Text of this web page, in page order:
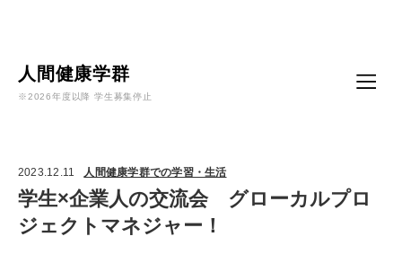
人間健康学群
※2026年度以降 学生募集停止
2023.12.11 人間健康学群での学習・生活
学生×企業人の交流会 グローカルプロ
ジェクトマネジャー！